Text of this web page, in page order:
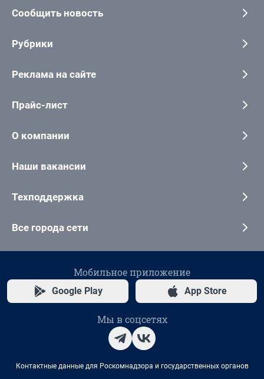
Сообщить новость
Рубрики
Реклама на сайте
Прайс-лист
О компании
Наши вакансии
Техподдержка
Все города сети
Мобильное приложение
Google Play App Store
Мы в соцсетях
Контактные данные для Роскомнадзора и государственных органов